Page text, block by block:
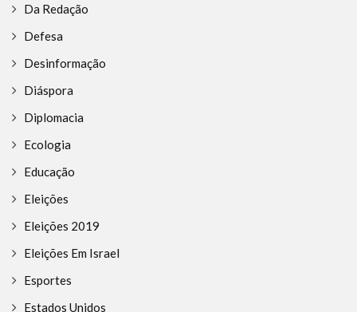
Da Redação
Defesa
Desinformação
Diáspora
Diplomacia
Ecologia
Educação
Eleições
Eleições 2019
Eleições Em Israel
Esportes
Estados Unidos